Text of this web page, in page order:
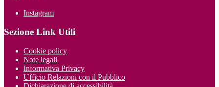
Instagram
Sezione Link Utili
Cookie policy
Note legali
Informativa Privacy
Ufficio Relazioni con il Pubblico